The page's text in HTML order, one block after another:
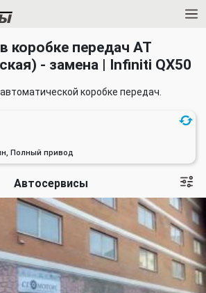
коробке передач АТ
- замена | Infiniti QX50
коробке передач.
Полный привод
Автосервисы